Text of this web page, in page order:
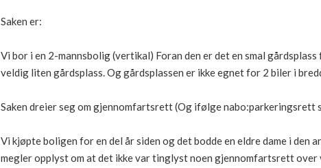
Saken er:
Vi bor i en 2-mannsbolig (vertikal) Foran den er det en smal
veldig liten gårdsplass. Og gårdsplassen er ikke egnet for 2 biler i
Saken dreier seg om gjennomfartsrett (Og ifølge nabo:parkeringsrett
Vi kjøpte boligen for en del år siden og det bodde en eldre dame i den
megler opplyst om at det ikke var tinglyst noen gjennomfartsrett